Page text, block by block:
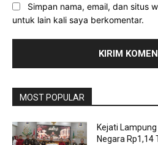
Simpan nama, email, dan situs
untuk lain kali saya berkomentar.
MOST POPULAR
Kejati
Negara Rp1,14